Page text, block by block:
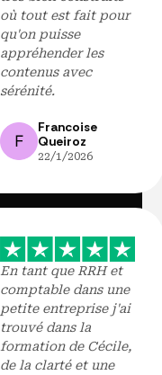
où tout est fait pour
qu'on puisse
appréhender les
contenus avec
sérénité.
Francoise
Queiroz
22/1/2026
En tant que RRH et
comptable dans une
petite entreprise j'ai
trouvé dans la
formation de Cécile,
de la clarté et une